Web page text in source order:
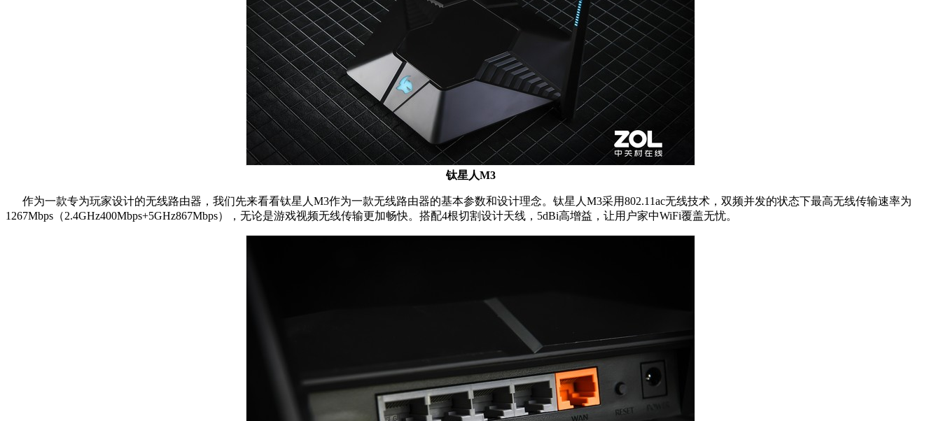
钛星人M3
作为一款专为玩家设计的无线路由器，我们先来看看钛星人M3作为一款无线路由器的基本参数和设计理念。钛星人M3采用802.11ac无线技术，双频并发的状态下最高无线传输速率为
1267Mbps（2.4GHz400Mbps+5GHz867Mbps），无论是游戏视频无线传输更加畅快。搭配4根切割设计天线，5dBi高增益，让用户家中WiFi覆盖无忧。